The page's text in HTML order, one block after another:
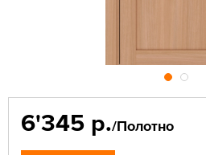
6'345 р./Полотно